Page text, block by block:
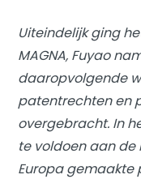
Uiteindelijk ging
MAGNA, Fuyao
daaropvolgende
patentrechten en
overgebracht. In
te voldoen aan
Europa gemaakte